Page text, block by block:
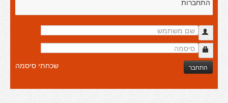
התחברות
התחבר שכחתי סיסמה